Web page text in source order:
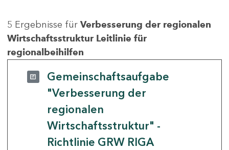
5 Ergebnisse für Verbesserung der regionalen
Wirtschaftsstruktur Leitlinie für
regionalbeihilfen
Gemeinschaftsaufgabe
"Verbesserung der
regionalen
Wirtschaftsstruktur" -
Richtlinie GRW RIGA